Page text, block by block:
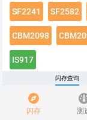
闪存 测
SF2241 SF2582
CBM2098
IS917
点击绿色按钮有惊喜
闪存速度
闪存查询